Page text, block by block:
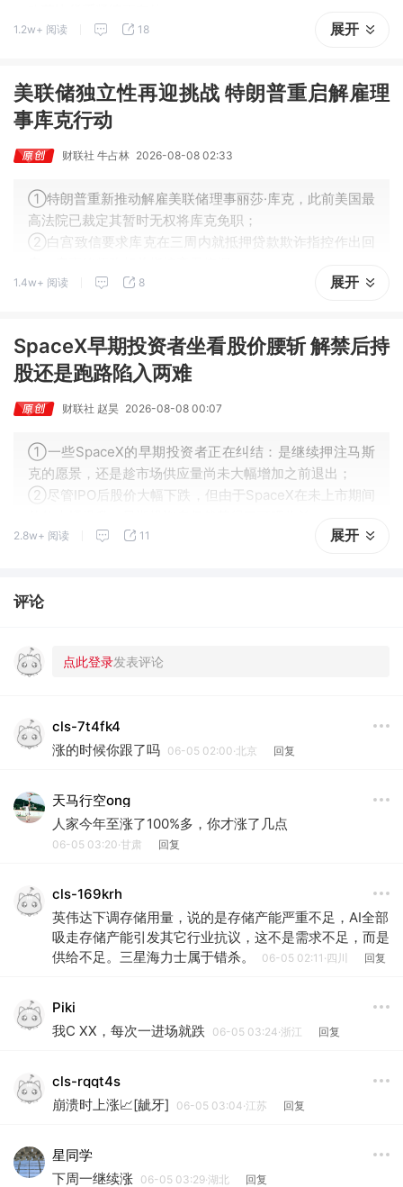
1.2w+ 阅读 18 展开
美联储独立性再迎挑战 特朗普重启解雇理
事库克行动
财联社 牛占林 2026-08-08 02:33
①特朗普重新推动解雇美联储理事丽莎·库克，此前美国最
高法院已裁定其暂时无权将库克免职；
②白宫致信要求库克在三周内就抵押贷款欺诈指控作出回
1.4w+ 阅读 8 展开
SpaceX早期投资者坐看股价腰斩 解禁后持
股还是跑路陷入两难
财联社 赵昊 2026-08-08 00:07
①一些SpaceX的早期投资者正在纠结：是继续押注马斯
克的愿景，还是趁市场供应量尚未大幅增加之前退出；
②尽管IPO后股价大幅下跌，但由于SpaceX在未上市期间
2.8w+ 阅读 11 展开
评论
cls-7t4fk4
涨的时候你跟了吗 06-05 02:00·北京 回复
天马行空ong
人家今年至涨了100%多，你才涨了几点
06-05 03:20·甘肃 回复
cls-169krh
英伟达下调存储用量，说的是存储产能严重不足，AI全部
吸走存储产能引发其它行业抗议，这不是需求不足，而是
供给不足。三星海力士属于错杀。
06-05 02:11·四川 回复
Piki
我C XX，每次一进场就跌
06-05 03:24·浙江 回复
cls-rqqt4s
崩溃时上涨📈[龇牙]
06-05 03:04·江苏 回复
星同学
下周一继续涨 06-05 03:29·湖北 回复